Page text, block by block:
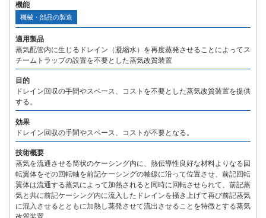
機能
機械・部品の製造
適用製品
蒸気配管内に生じるドレイン（凝縮水）を再度蒸発させることによってス
チームトラップの設置を不要とした蒸気改質装置
目的
ドレイン回収の手間やスペース、コストを不要とした蒸気改質装置を提供
する。
効果
ドレイン回収の手間やスペース、コストが不要となる。
技術概要
蒸気を流通させる筒状のケーシング内に、熱伝導性良好な材料よりなる回
転翼体をその回転軸を前記ケーシングの軸線に沿って位置させ、前記回転
翼体は流通する蒸気によって加熱されると同時に回転させられて、前記蒸
気と共に前記ケーシング内に流入したドレインを掻き上げて再び前記蒸気
に混入させるとともに加熱し蒸発させて流出させることを特徴とする蒸気